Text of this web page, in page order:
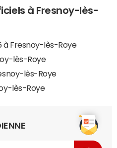
à Fresnoy-lès-
à Fresnoy-lès-Roye
lès-Roye
lès-Roye
lès-Roye